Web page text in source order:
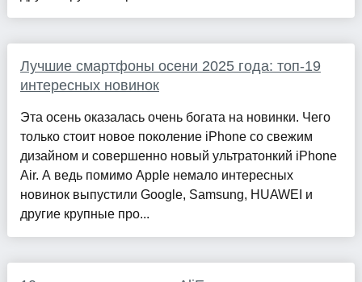
Лучшие смартфоны осени 2025 года: топ-19
интересных новинок
Эта осень оказалась очень богата на новинки. Чего
только стоит новое поколение iPhone со свежим
дизайном и совершенно новый ультратонкий iPhone
Air. А ведь помимо Apple немало интересных
новинок выпустили Google, Samsung, HUAWEI и
другие крупные про...